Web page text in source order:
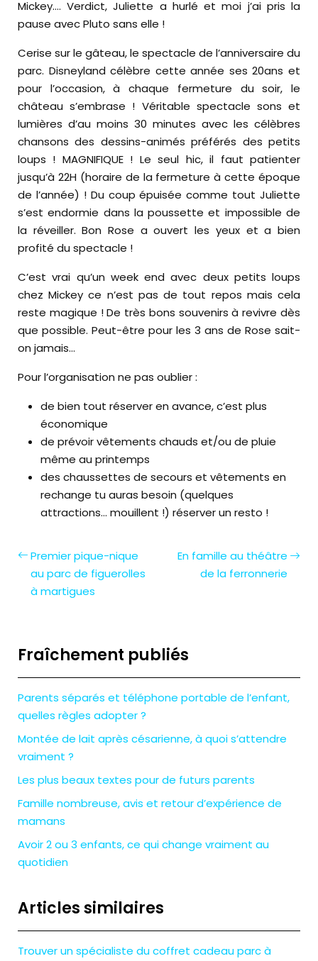
Mickey…. Verdict, Juliette a hurlé et moi j’ai pris la
pause avec Pluto sans elle !
Cerise sur le gâteau, le spectacle de l’anniversaire du
parc. Disneyland célèbre cette année ses 20ans et
pour l’occasion, à chaque fermeture du soir, le
château s’embrase ! Véritable spectacle sons et
lumières d’au moins 30 minutes avec les célèbres
chansons des dessins-animés préférés des petits
loups ! MAGNIFIQUE ! Le seul hic, il faut patienter
jusqu’à 22H (horaire de la fermeture à cette époque
de l’année) ! Du coup épuisée comme tout Juliette
s’est endormie dans la poussette et impossible de
la réveiller. Bon Rose a ouvert les yeux et a bien
profité du spectacle !
C’est vrai qu’un week end avec deux petits loups
chez Mickey ce n’est pas de tout repos mais cela
reste magique ! De très bons souvenirs à revivre dès
que possible. Peut-être pour les 3 ans de Rose sait-
on jamais…
Pour l’organisation ne pas oublier :
de bien tout réserver en avance, c’est plus
économique
de prévoir vêtements chauds et/ou de pluie
même au printemps
des chaussettes de secours et vêtements en
rechange tu auras besoin (quelques
attractions… mouillent !) réserver un resto !
Premier pique-nique
au parc de figuerolles
à martigues
En famille au théâtre
de la ferronnerie
Fraîchement publiés
Parents séparés et téléphone portable de l’enfant,
quelles règles adopter ?
Montée de lait après césarienne, à quoi s’attendre
vraiment ?
Les plus beaux textes pour de futurs parents
Famille nombreuse, avis et retour d’expérience de
mamans
Avoir 2 ou 3 enfants, ce qui change vraiment au
quotidien
Articles similaires
Trouver un spécialiste du coffret cadeau parc à